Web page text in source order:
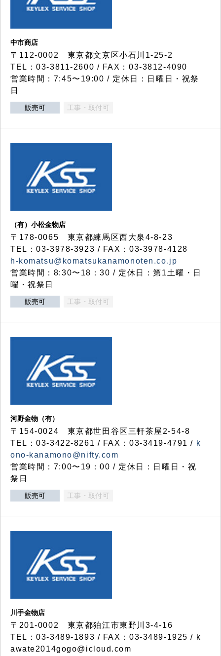
中市商店
〒112-0002 東京都文京区小石川1-25-2
TEL：03-3811-2600 / FAX：03-3812-4090
営業時間：7:45〜19:00 / 定休日：日曜日・祝祭
日
販売可 工事・取付可
（有）小松金物店
〒178-0065 東京都練馬区西大泉4-8-23
TEL：03-3978-3923 / FAX：03-3978-4128
h-komatsu@komatsukanamonoten.co.jp
営業時間：8:30〜18：30 / 定休日：第1土曜・日
曜・祝祭日
販売可 工事・取付可
河野金物（有）
〒154-0024 東京都世田谷区三軒茶屋2-54-8
TEL：03-3422-8261 / FAX：03-3419-4791 / k
ono-kanamono@nifty.com
営業時間：7:00〜19：00 / 定休日：日曜日・祝
祭日
販売可 工事・取付可
川手金物店
〒201-0002 東京都狛江市東野川3-4-16
TEL：03-3489-1893 / FAX：03-3489-1925 / k
awate2014gogo@icloud.com